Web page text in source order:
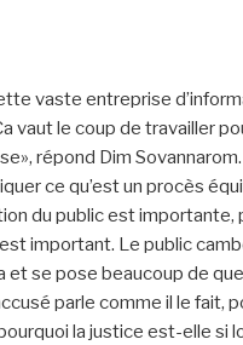
vaste entreprise
vaut le coup de travailler
répond Dim
ce qu’est un procès
du public est importante,
important. Le public
et se pose beaucoup de
parle comme il le fait,
la justice est-elle si